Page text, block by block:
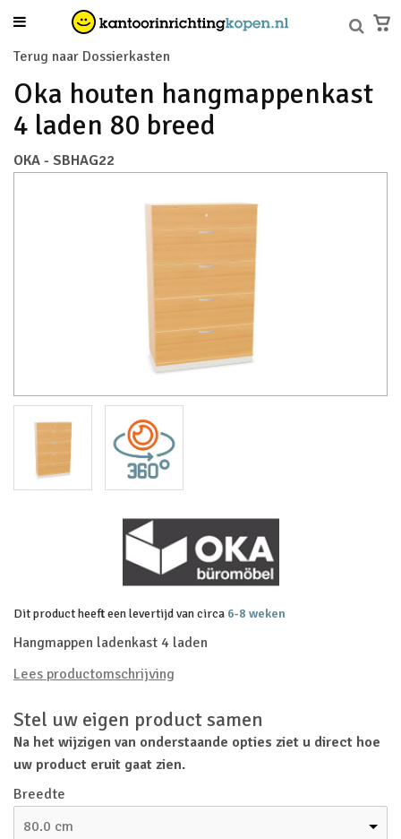
Terug naar Dossierkasten
Oka houten hangmappenkast
4 laden 80 breed
OKA - SBHAG22
Dit product heeft een levertijd van circa 6-8 weken
Hangmappen ladenkast 4 laden
Lees productomschrijving
Stel uw eigen product samen
Na het wijzigen van onderstaande opties ziet u direct hoe
uw product eruit gaat zien.
Breedte
80.0 cm